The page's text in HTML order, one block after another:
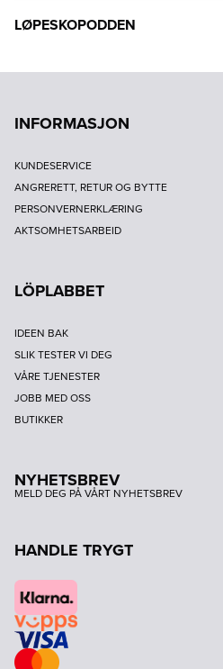
LØPESKOPODDEN
INFORMASJON
KUNDESERVICE
ANGRERETT, RETUR OG BYTTE
PERSONVERNERKLÆRING
AKTSOMHETSARBEID
LÖPLABBET
IDEEN BAK
SLIK TESTER VI DEG
VÅRE TJENESTER
JOBB MED OSS
BUTIKKER
NYHETSBREV
MELD DEG PÅ VÅRT NYHETSBREV
HANDLE TRYGT